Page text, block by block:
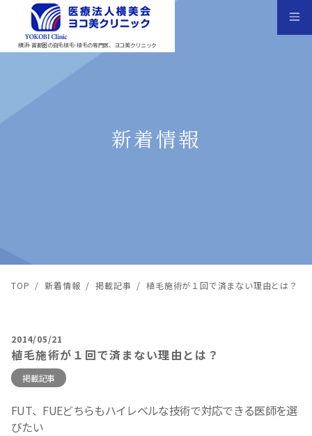
横浜･首都圏の自毛植毛･植毛の専門医、ヨコ美クリニック
新着情報
TOP / 新着情報 / 掲載記事 / 植毛施術が１回で済まない理由とは？
2014/05/21
植毛施術が１回で済まない理由とは？
掲載記事
FUT、FUEどちらもハイレベルな技術で対応できる医師を選
びたい